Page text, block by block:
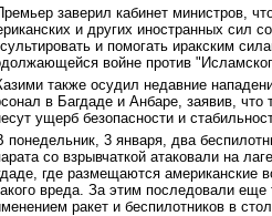
заверил кабинет министров,
и других иностранных сил
и помогать иракским
войне против
также осудил недавние
в Багдаде и Анбаре, заявив, что
ущерб безопасности и
понедельник, 3 января, два
со взрывчаткой атаковали на
где размещаются американские
вреда. За этим последовали еще
ракет и беспилотников в